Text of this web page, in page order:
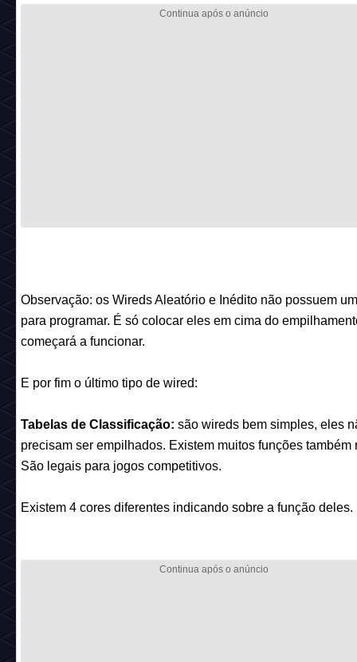
Observação: os Wireds Aleatório e Inédito não possuem
para programar. É só colocar eles em cima do
começará a funcionar.
E por fim o último tipo de wired:
Tabelas de Classificação: são wireds bem simples, eles
precisam ser empilhados. Existem muitos funções também
São legais para jogos competitivos.
Existem 4 cores diferentes indicando sobre a função deles.